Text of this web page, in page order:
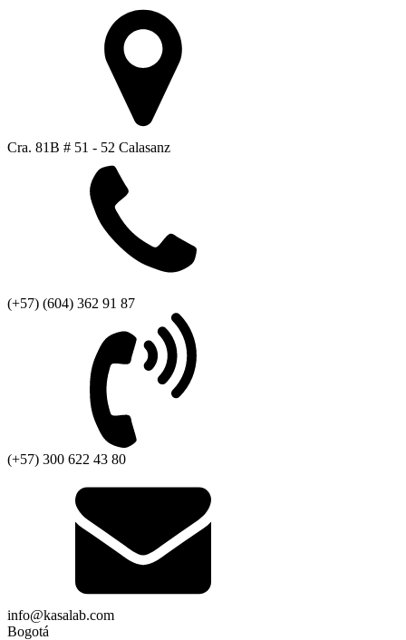
Cra. 81B # 51 - 52 Calasanz
(+57) (604) 362 91 87
(+57) 300 622 43 80
info@kasalab.com
Bogotá